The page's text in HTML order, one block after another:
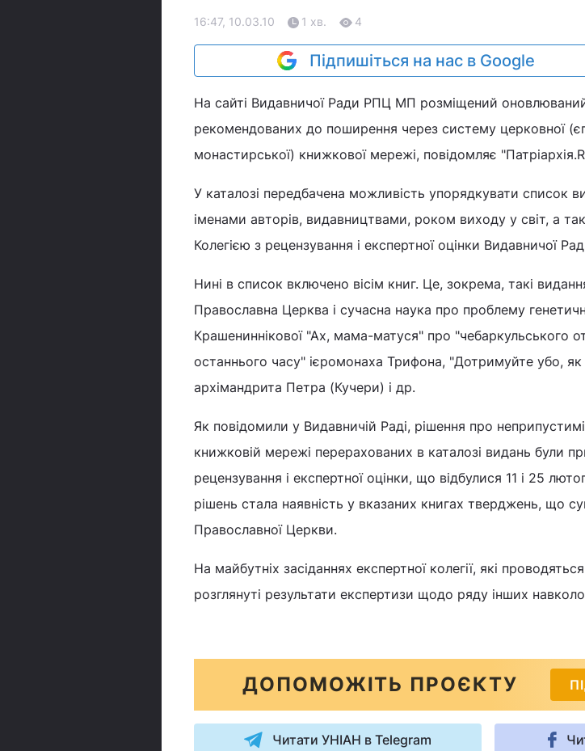
16:47, 10.03.10 1 хв. 4
Підпишіться на нас в Google
На сайті Видавничої Ради РПЦ МП розміщений
рекомендованих до поширення через систему церковної
монастирської) книжкової мережі, повідомляє
У каталозі передбачена можливість упорядкувати список
іменами авторів, видавництвами, роком виходу у світ, а
Колегією з рецензування і експертної оцінки Видавничої
Нині в список включено вісім книг. Це, зокрема, такі
Православна Церква і сучасна наука про проблему
Крашениннікової "Ах, мама-матуся" про "чебаркульського
останнього часу" ієромонаха Трифона, "Дотримуйте убо,
архімандрита Петра (Кучери) і др.
Як повідомили у Видавничій Раді, рішення про
книжковій мережі перерахованих в каталозі видань були
рецензування і експертної оцінки, що відбулися 11 і 25
рішень стала наявність у вказаних книгах тверджень, що
Православної Церкви.
На майбутніх засіданнях експертної колегії, які
розглянуті результати експертизи щодо ряду інших
ДОПОМОЖІТЬ ПРОЄКТУ
Читати УНІАН в Telegram